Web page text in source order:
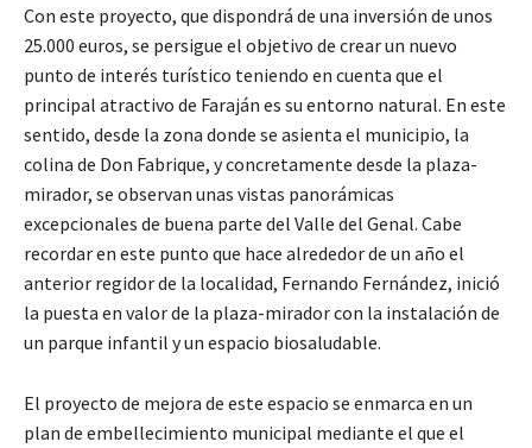
Con este proyecto, que dispondrá de una inversión de unos
25.000 euros, se persigue el objetivo de crear un nuevo
punto de interés turístico teniendo en cuenta que el
principal atractivo de Faraján es su entorno natural. En este
sentido, desde la zona donde se asienta el municipio, la
colina de Don Fabrique, y concretamente desde la plaza-
mirador, se observan unas vistas panorámicas
excepcionales de buena parte del Valle del Genal. Cabe
recordar en este punto que hace alrededor de un año el
anterior regidor de la localidad, Fernando Fernández, inició
la puesta en valor de la plaza-mirador con la instalación de
un parque infantil y un espacio biosaludable.
El proyecto de mejora de este espacio se enmarca en un
plan de embellecimiento municipal mediante el que el